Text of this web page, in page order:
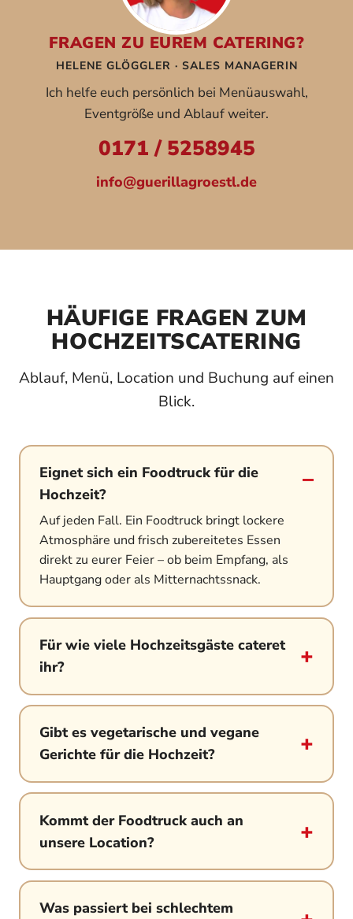
FRAGEN ZU EUREM CATERING?
HELENE GLÖGGLER · SALES MANAGERIN
Ich helfe euch persönlich bei Menüauswahl,
Eventgröße und Ablauf weiter.
0171 / 5258945
info@guerillagroestl.de
HÄUFIGE FRAGEN ZUM
HOCHZEITSCATERING
Ablauf, Menü, Location und Buchung auf einen
Blick.
Eignet sich ein Foodtruck für die
Hochzeit?
Auf jeden Fall. Ein Foodtruck bringt lockere
Atmosphäre und frisch zubereitetes Essen
direkt zu eurer Feier – ob beim Empfang, als
Hauptgang oder als Mitternachtssnack.
Für wie viele Hochzeitsgäste cateret
ihr?
Gibt es vegetarische und vegane
Gerichte für die Hochzeit?
Kommt der Foodtruck auch an
unsere Location?
Was passiert bei schlechtem